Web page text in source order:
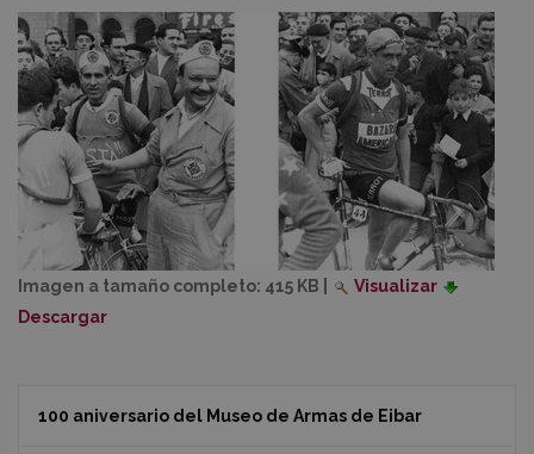
Imagen a tamaño completo: 415 KB
Visualizar
Descargar
100 aniversario del Museo de Armas de Eibar